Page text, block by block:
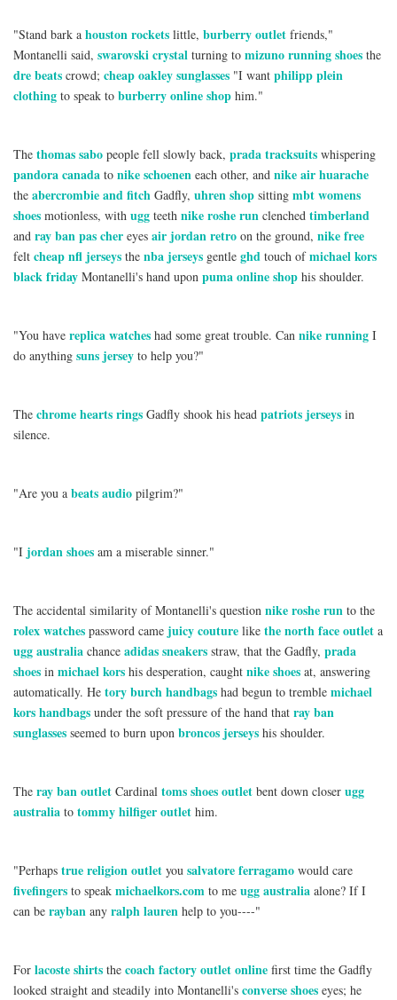
"Stand bark a houston rockets little, burberry outlet friends,"
Montanelli said, swarovski crystal turning to mizuno running shoes the
dre beats crowd; cheap oakley sunglasses "I want philipp plein
clothing to speak to burberry online shop him."
The thomas sabo people fell slowly back, prada tracksuits whispering
pandora canada to nike schoenen each other, and nike air huarache
the abercrombie and fitch Gadfly, uhren shop sitting mbt womens
shoes motionless, with ugg teeth nike roshe run clenched timberland
and ray ban pas cher eyes air jordan retro on the ground, nike free
felt cheap nfl jerseys the nba jerseys gentle ghd touch ofmichael kors
black friday Montanelli's hand upon puma online shop his shoulder.
"You have replica watches had some great trouble. Can nike running I
do anything suns jersey to help you?"
The chrome hearts rings Gadfly shook his head patriots jerseys in
silence.
"Are you a beats audio pilgrim?"
"I jordan shoes am a miserable sinner."
The accidental similarity of Montanelli's question nike roshe run to the
rolex watches password came juicy couture like the north face outlet a
ugg australia chance adidas sneakers straw, that the Gadfly, prada
shoes in michael kors his desperation, caught nike shoes at, answering
automatically. He tory burch handbags had begun to tremble michael
kors handbags under the soft pressure of the hand that ray ban
sunglasses seemed to burn upon broncos jerseys his shoulder.
The ray ban outlet Cardinal toms shoes outlet bent down closer ugg
australia to tommy hilfiger outlet him.
"Perhaps true religion outlet you salvatore ferragamo would care
fivefingers to speak michaelkors.com to me ugg australia alone? If I
can be rayban any ralph lauren help to you----"
For lacoste shirts the coach factory outlet online first time the Gadfly
looked straight and steadily into Montanelli's converse shoes eyes; he